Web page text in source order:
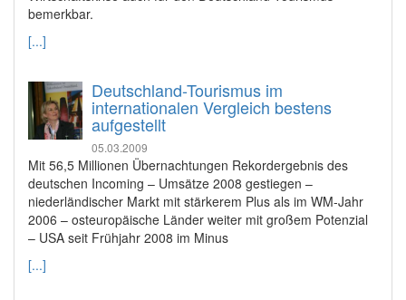
bemerkbar.
[...]
Deutschland-Tourismus im
internationalen Vergleich bestens
aufgestellt
05.03.2009
Mit 56,5 Millionen Übernachtungen Rekordergebnis des
deutschen Incoming – Umsätze 2008 gestiegen –
niederländischer Markt mit stärkerem Plus als im WM-Jahr
2006 – osteuropäische Länder weiter mit großem Potenzial
– USA seit Frühjahr 2008 im Minus
[...]